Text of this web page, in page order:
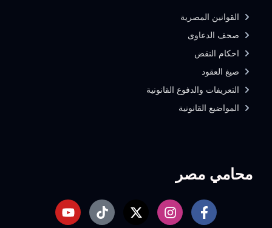
محامي مصر
القوانين المصرية
صحف الدعاوى
احكام النقض
صيغ العقود
التعريفات والدفوع القانونية
المواضيع القانونية